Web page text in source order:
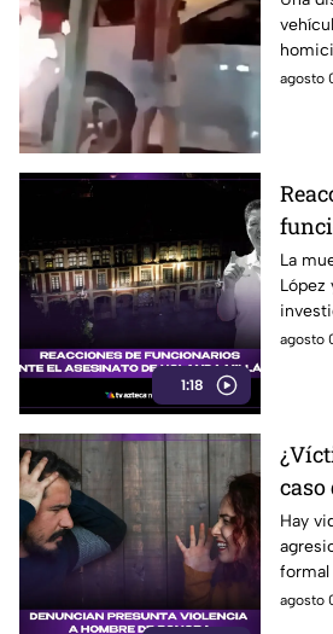
agosto
1:18
La
López
caso?
agosto
Hay
formal
agosto